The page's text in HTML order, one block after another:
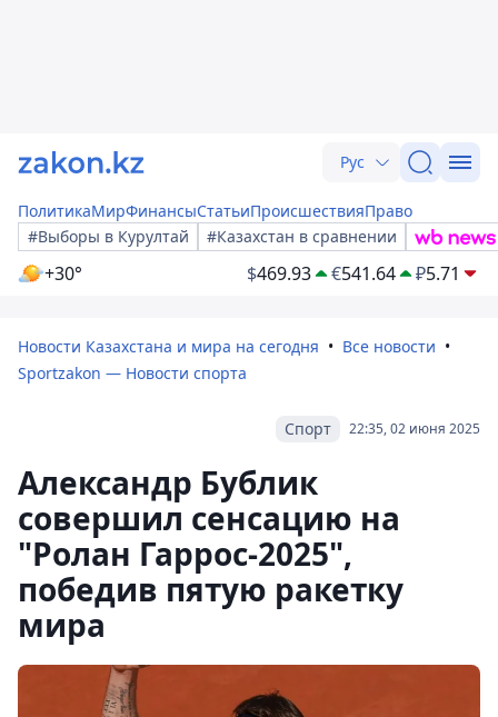
Рус
ПолитикаМирФинансыСтатьиПроисшествияПраво
#Выборы в Курултай
#Казахстан в сравнении
+30° $469.93 €541.64 ₽5.71
Новости Казахстана и мира на сегодня
Все новости
Sportzakon — Новости спорта
22:35, 02 июня 2025
Спорт
Александр Бублик
совершил сенсацию на
"Ролан Гаррос-2025",
победив пятую ракетку
мира